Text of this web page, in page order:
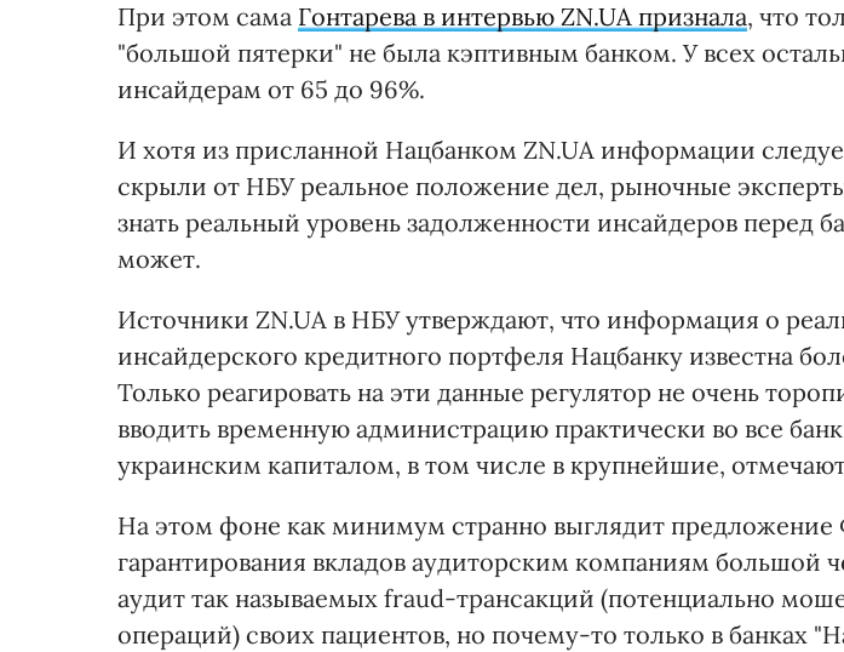
При этом сама Гонтарева в интервью ZN.UA признала, что
"большой пятерки" не была кэптивным банком. У всех
инсайдерам от 65 до 96%.
И хотя из присланной Нацбанком ZN.UA информации
скрыли от НБУ реальное положение дел, рыночные
знать реальный уровень задолженности инсайдеров перед
может.
Источники ZN.UA в НБУ утверждают, что информация о
инсайдерского кредитного портфеля Нацбанку известна
Только реагировать на эти данные регулятор не очень
вводить временную администрацию практически во все
украинским капиталом, в том числе в крупнейшие,
На этом фоне как минимум странно выглядит предложение
гарантирования вкладов аудиторским компаниям большой
аудит так называемых fraud-трансакций (потенциально
операций) своих пациентов, но почему-то только в банках